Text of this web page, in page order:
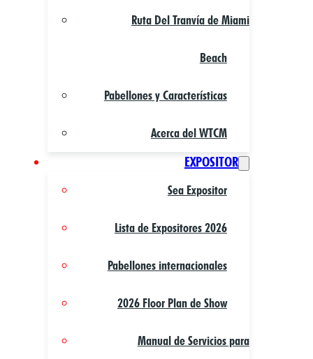
Ruta Del Tranvía de Miami
Beach
Pabellones y Características
Acerca del WTCM
EXPOSITOR
Sea Expositor
Lista de Expositores 2026
Pabellones internacionales
2026 Floor Plan de Show
Manual de Servicios para